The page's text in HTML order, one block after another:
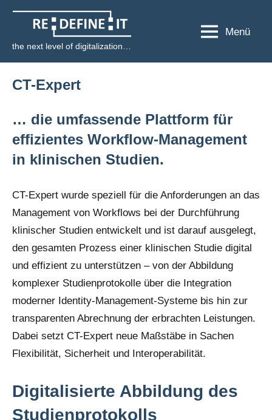
springen
RE:DEFINE:IT
the next level of digitalization…
Menü
CT-Expert
… die umfassende Plattform für
effizientes Workflow-Management
in klinischen Studien.
CT-Expert wurde speziell für die Anforderungen an das
Management von Workflows bei der Durchführung
klinischer Studien entwickelt und ist darauf ausgelegt,
den gesamten Prozess einer klinischen Studie digital
und effizient zu unterstützen – von der Abbildung
komplexer Studienprotokolle über die Integration
moderner Identity-Management-Systeme bis hin zur
transparenten Abrechnung der erbrachten Leistungen.
Dabei setzt CT-Expert neue Maßstäbe in Sachen
Flexibilität, Sicherheit und Interoperabilität.
Digitalisierte Abbildung des
Studienprotokolls